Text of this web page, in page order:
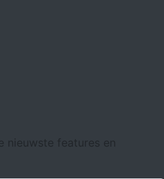
nieuwste features en